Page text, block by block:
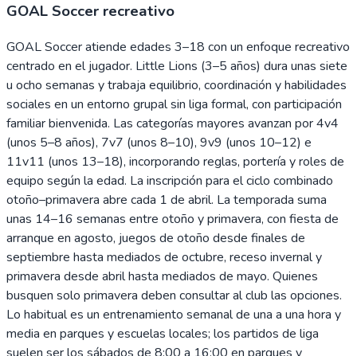
GOAL Soccer recreativo
GOAL Soccer atiende edades 3–18 con un enfoque recreativo
centrado en el jugador. Little Lions (3–5 años) dura unas siete
u ocho semanas y trabaja equilibrio, coordinación y habilidades
sociales en un entorno grupal sin liga formal, con participación
familiar bienvenida. Las categorías mayores avanzan por 4v4
(unos 5–8 años), 7v7 (unos 8–10), 9v9 (unos 10–12) e
11v11 (unos 13–18), incorporando reglas, portería y roles de
equipo según la edad. La inscripción para el ciclo combinado
otoño–primavera abre cada 1 de abril. La temporada suma
unas 14–16 semanas entre otoño y primavera, con fiesta de
arranque en agosto, juegos de otoño desde finales de
septiembre hasta mediados de octubre, receso invernal y
primavera desde abril hasta mediados de mayo. Quienes
busquen solo primavera deben consultar al club las opciones.
Lo habitual es un entrenamiento semanal de una a una hora y
media en parques y escuelas locales; los partidos de liga